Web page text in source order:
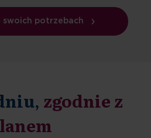
swoich potrzebach
zgodnie z